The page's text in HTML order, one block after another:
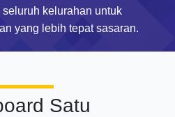
kelurahan untuk
yang lebih tepat sasaran.
Satu